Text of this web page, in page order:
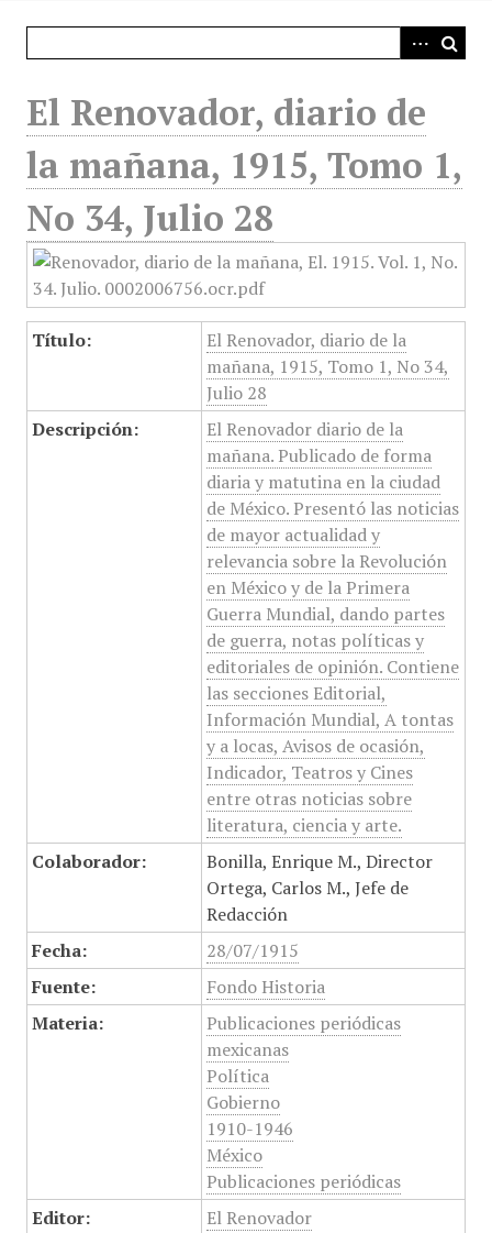
El Renovador, diario de
la mañana, 1915, Tomo 1,
No 34, Julio 28
Título:
El Renovador, diario de la
mañana, 1915, Tomo 1, No 34,
Julio 28
Descripción:
El Renovador diario de la
mañana. Publicado de forma
diaria y matutina en la ciudad
de México. Presentó las noticias
de mayor actualidad y
relevancia sobre la Revolución
en México y de la Primera
Guerra Mundial, dando partes
de guerra, notas políticas y
editoriales de opinión. Contiene
las secciones Editorial,
Información Mundial, A tontas
y a locas, Avisos de ocasión,
Indicador, Teatros y Cines
entre otras noticias sobre
literatura, ciencia y arte.
Colaborador:
Bonilla, Enrique M., Director
Ortega, Carlos M., Jefe de
Redacción
Fecha:
28/07/1915
Fuente:
Fondo Historia
Materia:
Publicaciones periódicas
mexicanas
Política
Gobierno
1910-1946
México
Publicaciones periódicas
Editor:
El Renovador